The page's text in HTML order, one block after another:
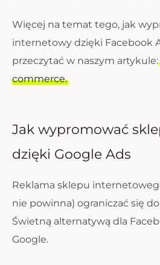
Więcej na temat tego, jak
internetowy dzięki Facebook
przeczytać w naszym artykule:
commerce.
Jak wypromować
dzięki Google Ads
Reklama sklepu
nie powinna) ograniczać się
Świetną alternatywą dla
Google.